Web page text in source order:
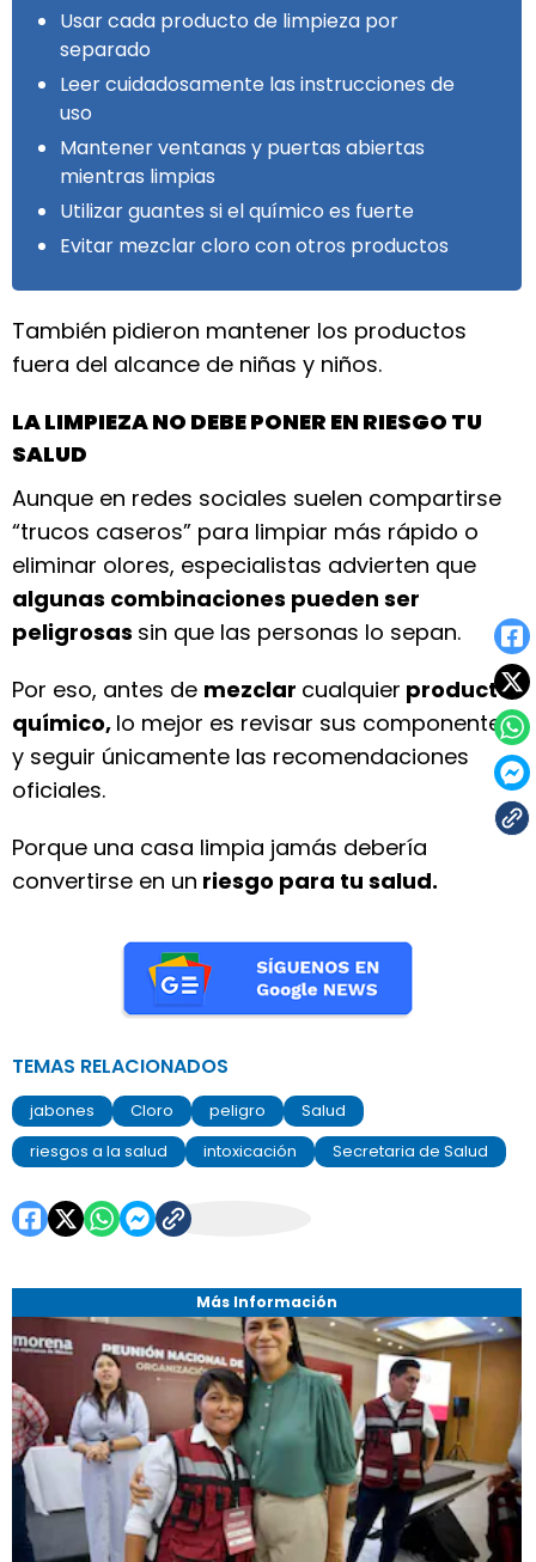
Más Información
Usar cada producto de limpieza por
separado
Leer cuidadosamente las instrucciones de
uso
Mantener ventanas y puertas abiertas
mientras limpias
Utilizar guantes si el químico es fuerte
Evitar mezclar cloro con otros productos
También pidieron mantener los productos
fuera del alcance de niñas y niños.
LA LIMPIEZA NO DEBE PONER EN RIESGO TU
SALUD
Aunque en redes sociales suelen compartirse
“trucos caseros” para limpiar más rápido o
eliminar olores, especialistas advierten que
algunas combinaciones pueden ser
peligrosas sin que las personas lo sepan.
Por eso, antes de mezclar cualquier producto
químico, lo mejor es revisar sus componentes
y seguir únicamente las recomendaciones
oficiales.
Porque una casa limpia jamás debería
convertirse en un riesgo para tu salud.
TEMAS RELACIONADOS
jabones Cloro peligro
Salud
riesgos a la salud
intoxicación Secretaria de Salud